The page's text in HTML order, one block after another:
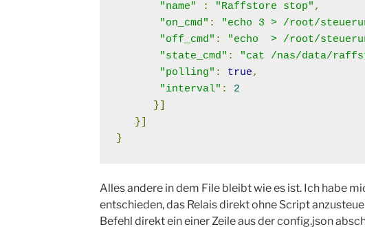
"name"
: "Raffstore stop" ,
"on_cmd" : "echo 3 > /root/
"off_cmd" : "echo  > /root/
"state_cmd" : "cat /nas/data/
"polling" : true,
"interval" :
2
}]
}]
}
Alles andere in dem File bleibt wie es ist. Ich habe
entschieden, das Relais direkt ohne Script
Befehl direkt ein einer Zeile aus der config.json